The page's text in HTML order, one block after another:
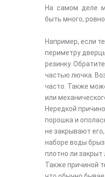
На самом деле
быть много,
Например, если
периметру
резинку.
частью лючка.
часто. Также
или
Нередкой
порошка и
не закрывают
наборе воды
плотно ли закрыт
Также причиной